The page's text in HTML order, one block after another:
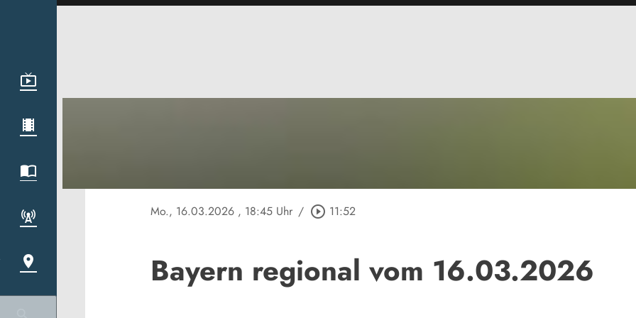
Mo., 16.03.2026 , 18:45 Uhr / play_circle_outline 11:52
Bayern regional vom 16.03.2026